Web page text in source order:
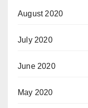
August 2020
July 2020
June 2020
May 2020